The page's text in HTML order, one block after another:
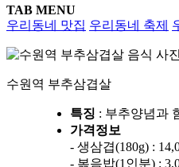
TAB MENU
우리동네 맛집 우리동네 축제
수원역 부추삼겹살
특징 : 부추양념과
가격정보
- 생삼겹(180g) :
- 볶음밥(1인분) :